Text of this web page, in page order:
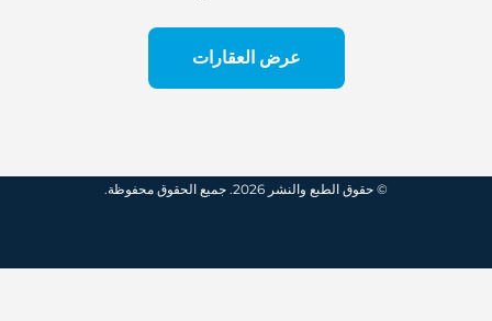
عرض العقارات
© حقوق الطبع والنشر 2026. جميع الحقوق محفوظة.